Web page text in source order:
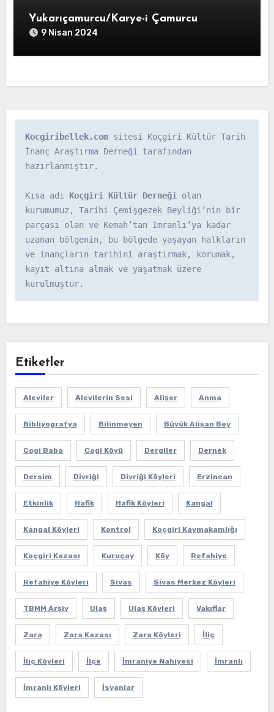
Yukarıçamurcu/Karye-i Çamurcu
9 Nisan 2024
Kocgiribellek.com sitesi Koçgiri Kültür Tarih
İnanç Araştırma Derneği tarafından
hazırlanmıştır.
Kısa adı Koçgiri Kültür Derneği olan
kurumumuz, Tarihi Çemişgezek Beyliği’nin bir
parçası olan ve Kemah’tan İmranlı’ya kadar
uzanan bölgenin, bu bölgede yaşayan halkların
ve inançların tarihini araştırmak, korumak,
kayıt altına almak ve yaşatmak üzere
kurulmuştur.
Etiketler
Aleviler Alevilerin Sesi Alişer Anma
Bibliyografya Bilinmeyen Büyük Alişan Bey
Cogi Baba Cogi Köyü Dergiler Dernek
Dersim Divriği Divriği Köyleri Erzincan
Etkinlik Hafik Hafik Köyleri Kangal
Kangal Köyleri Kontrol Koçgiri Kaymakamlığı
Koçgiri Kazası Kuruçay Köy Refahiye
Refahiye Köyleri Sivas Sivas Merkez Köyleri
TBMM Arşiv Ulaş Ulaş Köyleri Vakıflar
Zara Zara Kazası Zara Köyleri İliç
İliç Köyleri İlçe İmraniye Nahiyesi İmranlı
İmranlı Köyleri İsyanlar